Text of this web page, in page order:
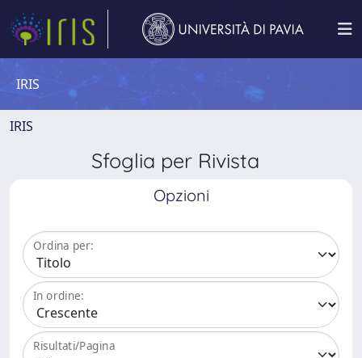
IRIS
IRIS
Sfoglia per Rivista
Opzioni
Ordina per:
In ordine:
Risultati/Pagina